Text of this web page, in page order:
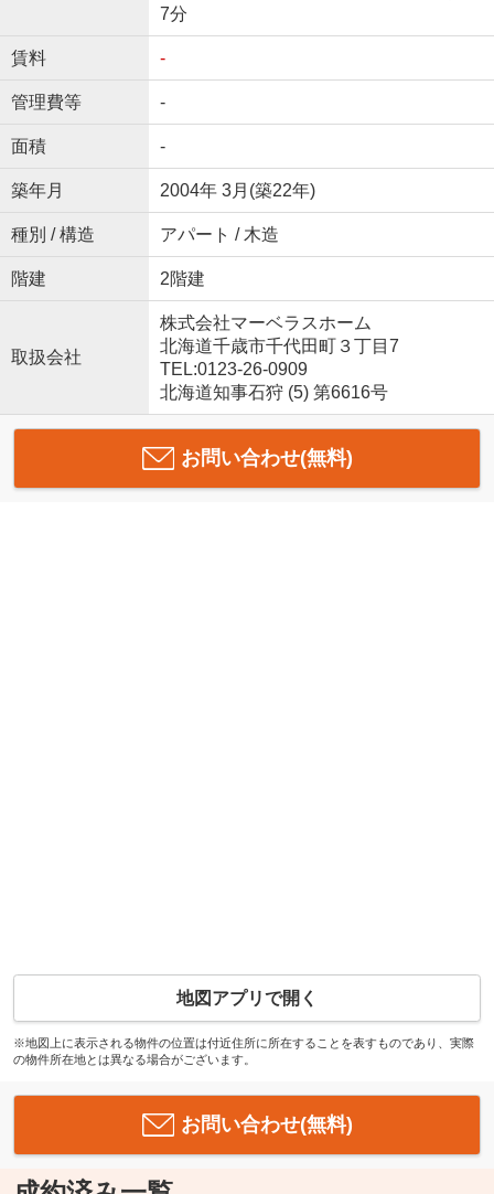
7分
賃料 -
管理費等 -
面積 -
築年月 2004年 3月(築22年)
種別 / 構造 アパート / 木造
階建 2階建
取扱会社
​株式会社マーベラスホーム
北海道千歳市千代田町３丁目7
TEL:0123-26-0909
北海道知事石狩 (5) 第6616号
お問い合わせ(無料)
地図アプリで開く
※地図上に表示される物件の位置は付近住所に所在することを表すものであり、実際
の物件所在地とは異なる場合がございます。
お問い合わせ(無料)